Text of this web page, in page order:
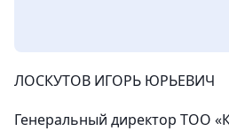
ЛОСКУТОВ ИГОРЬ ЮРЬЕВИЧ
Генеральный директор ТОО